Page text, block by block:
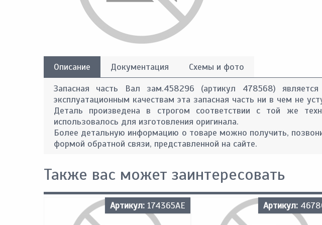
Описание Документация
Схемы и фото
Запасная часть Вал зам.458296 (артикул 478568)
эксплуатационным качествам эта запасная часть ни в чем не
Деталь произведена в строгом соответствии с той же
использовалось для изготовления оригинала.
Более детальную информацию о товаре можно получить,
формой обратной связи, представленной на сайте.
Также вас может заинтересовать
Артикул: 174365АЕ Артикул: